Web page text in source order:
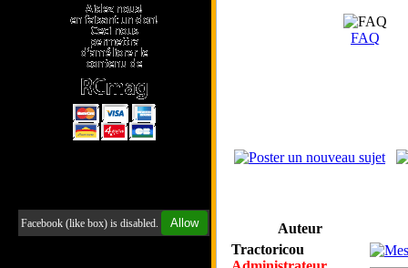
Facebook (like box) is disabled. Allow
FAQ
Auteur
Tractoricou